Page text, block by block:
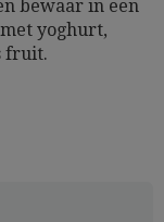
bewaar in een
yoghurt,
fruit.